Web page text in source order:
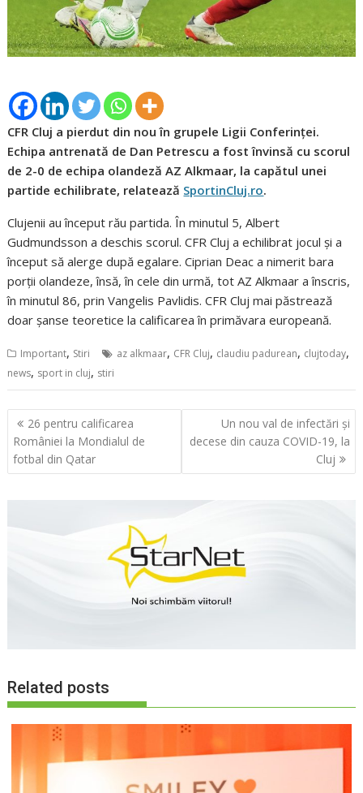
CFR Cluj a pierdut din nou în grupele Ligii Conferinței.
Echipa antrenată de Dan Petrescu a fost învinsă cu scorul
de 2-0 de echipa olandeză AZ Alkmaar, la capătul unei
partide echilibrate, relatează SportinCluj.ro.
Clujenii au început rău partida. În minutul 5, Albert
Gudmundsson a deschis scorul. CFR Cluj a echilibrat jocul și a
început să alerge după egalare. Ciprian Deac a nimerit bara
porții olandeze, însă, în cele din urmă, tot AZ Alkmaar a înscris,
în minutul 86, prin Vangelis Pavlidis. CFR Cluj mai păstrează
doar șanse teoretice la calificarea în primăvara europeană.
Important, Stiri az alkmaar, CFR Cluj, claudiu padurean, clujtoday,
news, sport in cluj, stiri
Navigare
în
articole
26 pentru calificarea
României la Mondialul de
fotbal din Qatar
Un nou val de infectări și
decese din cauza COVID-19, la
Cluj
Related posts